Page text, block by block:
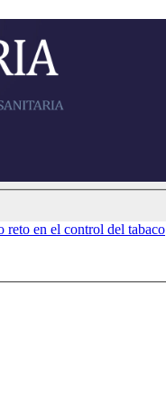
reto en el control del tabaco